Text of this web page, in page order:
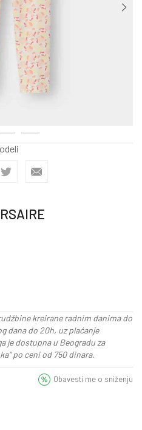
kreirane radnim danima do
dana do 20h, uz plaćanje
je dostupna u Beogradu za
po ceni od 750 dinara.
Obavesti me o sniženju